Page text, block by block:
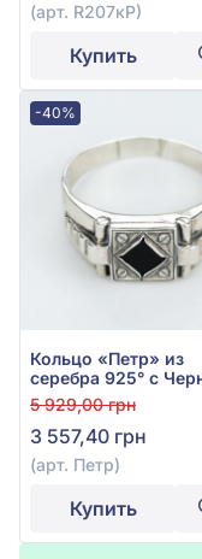
(арт. R207кР)
Купить
-40%
Кольцо «Петр» из
серебра 925° с
Ониксом, арт. Петр
5 929,00 грн
3 557,40 грн
(арт. Петр)
Купить